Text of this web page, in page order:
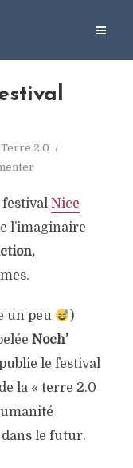
Terre 2.0
festival Nice
l’imaginaire
un peu
)
Noch’
le festival
la « terre 2.0
le futur.